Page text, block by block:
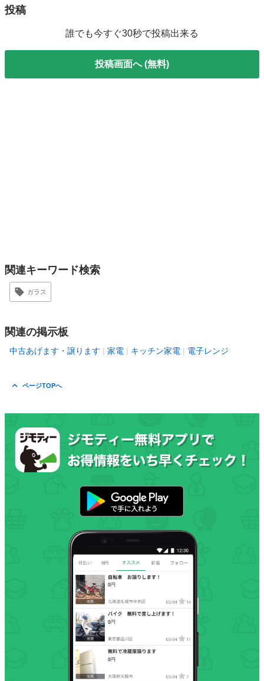
投稿
誰でも今すぐ30秒で投稿出来る
投稿画面へ (無料)
関連キーワード検索
ガラス
関連の掲示板
中古あげます・譲ります 家電 キッチン家電 電子レンジ
ページTOPへ